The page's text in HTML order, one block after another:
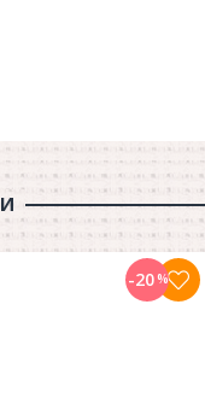
-20%